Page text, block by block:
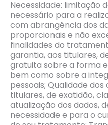
Necessidade: limitação
necessário para a
com abrangência dos
proporcionais e não
finalidades do
garantia, aos titulares,
gratuita sobre a forma
bem como sobre a
pessoais; Qualidade
titulares, de exatidão,
atualização dos dados,
necessidade e para o